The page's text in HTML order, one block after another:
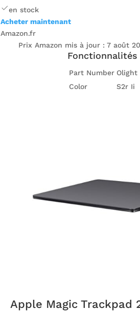
en stock
Acheter maintenant
Amazon.fr
Prix ​​Amazon mis à jour :7 août
Fonctionnalités
Part Number Olight
Color
S2r Ii
Apple Magic Trackpad